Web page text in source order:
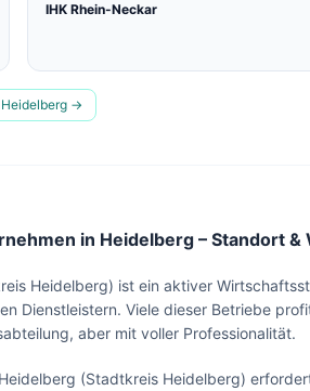
Sehen Sie unser komplettes Angebot für
IHK Rhein-Neckar
Heidelberg →
in Heidelberg – Standort
Heidelberg) ist ein aktiver
Dienstleistern. Viele dieser Betriebe
aber mit voller Professionalität.
(Stadtkreis Heidelberg)